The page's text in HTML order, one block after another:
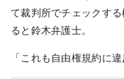
て裁判所でチェックす
ると鈴木弁護士。
「これも自由権規約に違